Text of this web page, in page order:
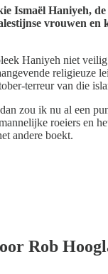
Ismaël Haniyeh,
vrouwen
Haniyeh niet
terreur van die
zou ik nu al een
roeiers en
andere boekt.
Rob